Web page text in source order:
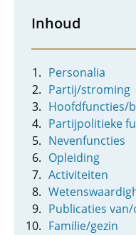
Inhoud
Personalia
Partij/stroming
Hoofdfuncties/
Partijpolitieke
Nevenfuncties
Opleiding
Activiteiten
Publicaties
Familie/gezin